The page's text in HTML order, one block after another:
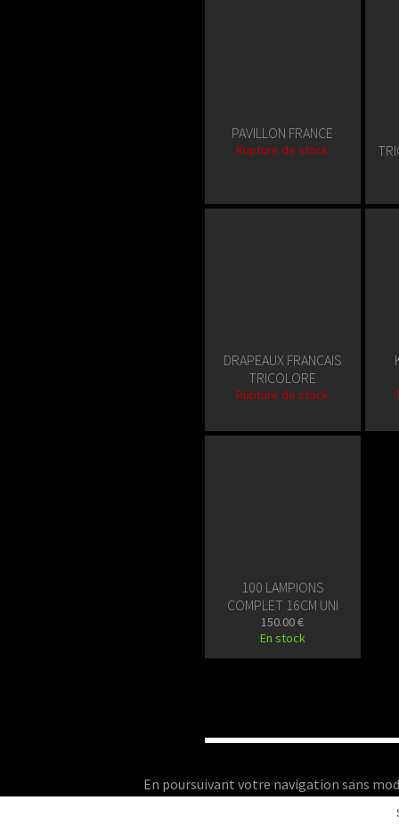
En poursuivant votre navigation sans
PAVILLON FRANCE
Rupture de stock
DRAPEAUX FRANCAIS
TRICOLORE
Rupture de stock
100 LAMPIONS
COMPLET 16CM UNI
150.00 €
En stock